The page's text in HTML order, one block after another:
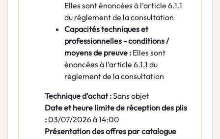
Elles sont énoncées à l’article 6.1.1
du règlement de la consultation
Capacités techniques et
professionnelles - conditions /
moyens de preuve : Elles sont
énoncées à l’article 6.1.1 du
règlement de la consultation
Technique d'achat :Sans objet
Date et heure limite de réception des plis
:03/07/2026 à 14:00
Présentation des offres par catalogue